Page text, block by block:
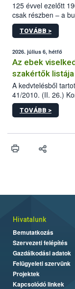
125 évvel ezelőtt
csak részben – a
állomás a Kis
tervezett új
TOVÁBB >
2026. július 6, hétfő
Az ebek
szakértők listája
A kedvtelésből
41/2010. (II. 26.)
sérülés, illetve
hatósági
vonni az ebek
TOVÁBB >
Hivatalunk
Bemutatkozás
Szervezeti felépítés
Gazdálkodási adatok
Felügyeleti szervünk
Projektek
Kapcsolódó linkek